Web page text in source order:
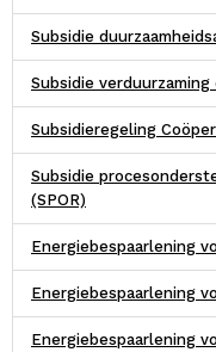
Subsidie
Subsidie
Subsidieregeling
Subsidie
(SPOR)
Energiebespaarlening
Energiebespaarlening
Energiebespaarlening